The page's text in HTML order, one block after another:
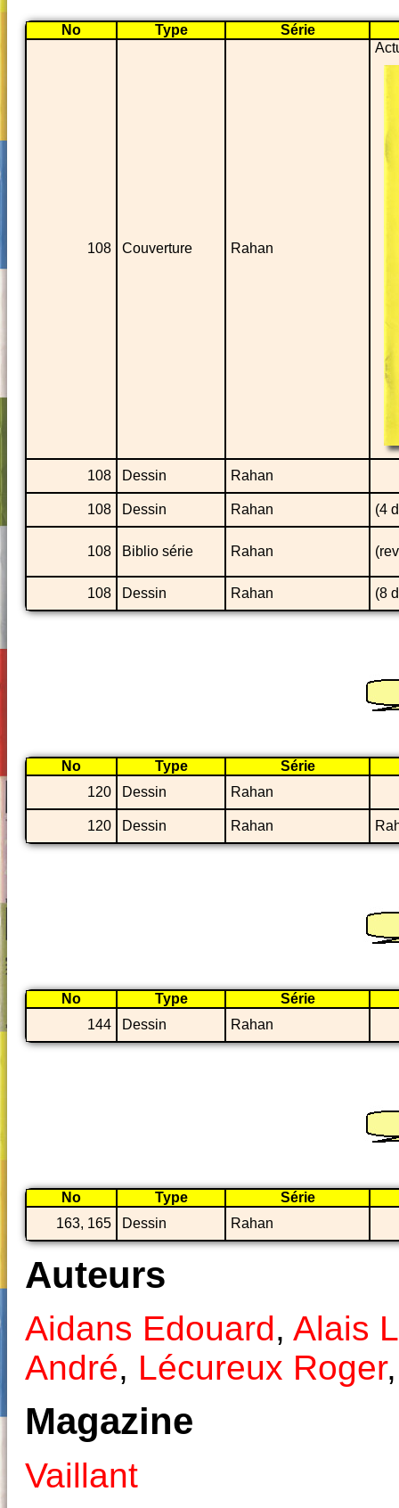
No Type Série
108 Couverture Rahan
108 Dessin Rahan
108 Dessin Rahan (4
108 Biblio série Rahan
108 Dessin Rahan (8
No Type
Série
120
Dessin Rahan
120 Dessin Rahan
No Type
Série
144
Dessin Rahan
No Type
Série
163, 165
Dessin Rahan
Auteurs
Aidans Edouard, Alais
André, Lécureux Roger
Magazine
Vaillant